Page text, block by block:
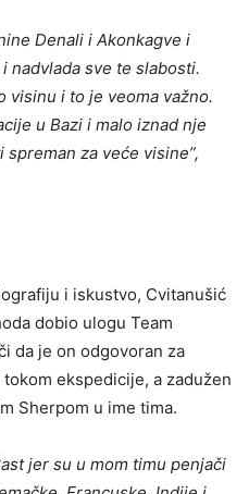
Denali i Akonkagve i
nadvlada sve te slabosti.
visinu i to je veoma važno.
u Bazi i malo iznad nje
za veće visine”,
i iskustvo, Cvitanušić
dobio ulogu Team
da je on odgovoran za
ekspedicije, a zadužen
Sherpom u ime tima.
jer su u mom timu penjači